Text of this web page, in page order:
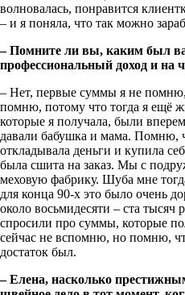
волновалась, понравится
– и я поняла, что так можно
– Помните ли вы, каким был
профессиональный доход и на
– Нет, первые суммы я не
помню, потому что тогда я ещё
которые я получала, были
давали бабушка и мама. Помню,
откладывала деньги и купила
была сшита на заказ. Мы с
меховую фабрику. Шуба мне
для конца 90-х это было очень
около восьмидесяти – ста
спросили про суммы, которые
сейчас не вспомню, но помню,
достаток был.
– Елена, насколько